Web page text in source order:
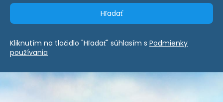
Hľadať
Kliknutím na tlačidlo "Hľadať" súhlasím s Podmienky
používania